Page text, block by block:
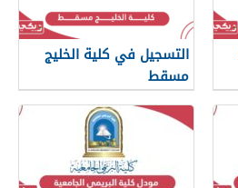
التسجيل في كلية الخليج
مسقط